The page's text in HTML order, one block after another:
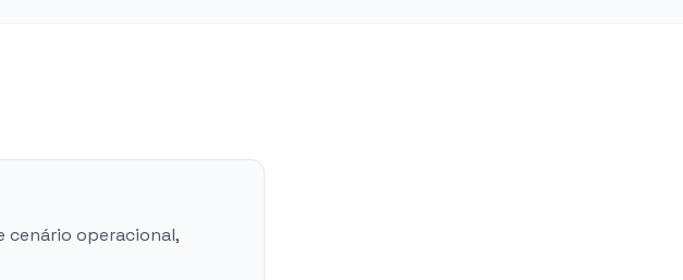
cenário operacional,